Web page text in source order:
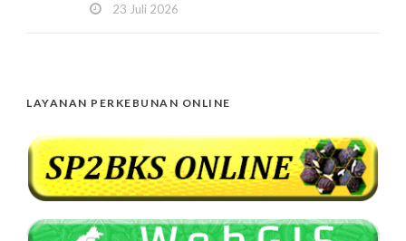
23 Juli 2026
LAYANAN PERKEBUNAN ONLINE